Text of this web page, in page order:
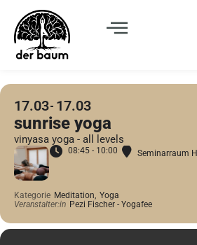
17.03 17.03
sunrise yoga
vinyasa yoga - all levels
08:45 - 10:00 Seminarraum
Kategorie Meditation, Yoga
Veranstalter:in Pezi Fischer - Yogafee